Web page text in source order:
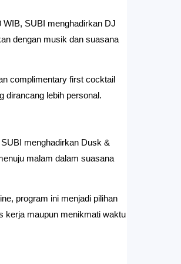
WIB, SUBI menghadirkan DJ
dengan musik dan suasana
complimentary first cocktail
dirancang lebih personal.
menghadirkan Dusk &
malam dalam suasana
program ini menjadi pilihan
kerja maupun menikmati waktu